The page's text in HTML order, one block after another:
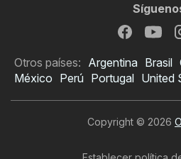
Otros países: Argentina Brasil
México Perú Portugal United
Copyright © 2026